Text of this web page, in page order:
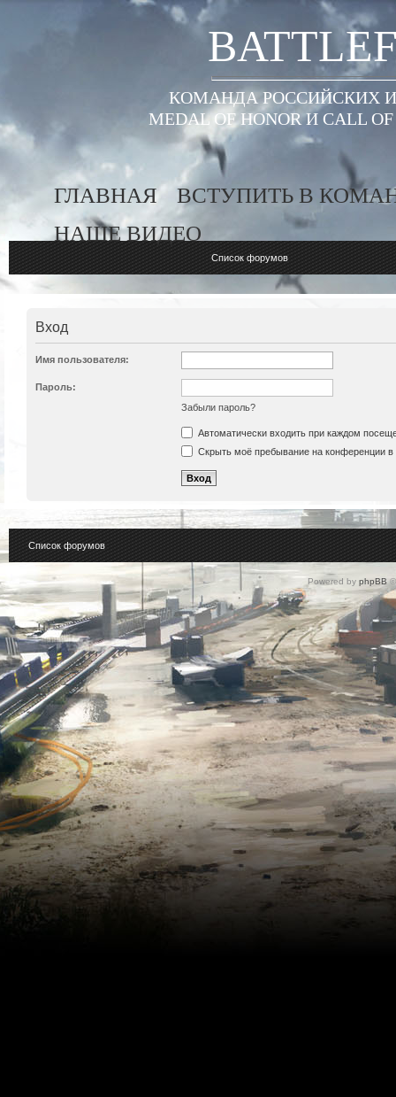
КОМАНДА РОССИЙСКИХ
MEDAL OF HONOR И
ГЛАВНАЯ
ВСТУПИТЬ В
НАШЕ ВИДЕО
Список форумов
Вход
Имя пользователя:
Пароль:
Забыли пароль?
Автоматически входить при каждом
Скрыть моё пребывание на конференции в
Список форумов
Powered by phpBB©